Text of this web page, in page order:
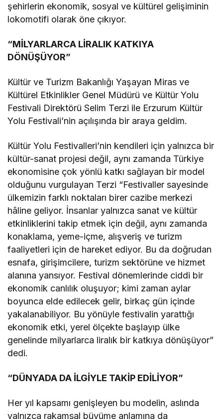
şehirlerin ekonomik, sosyal ve kültürel gelişiminin
lokomotifi olarak öne çıkıyor.
“MİLYARLARCA LİRALIK KATKIYA
DÖNÜŞÜYOR”
Kültür ve Turizm Bakanlığı Yaşayan Miras ve
Kültürel Etkinlikler Genel Müdürü ve Kültür Yolu
Festivali Direktörü Selim Terzi ile Erzurum Kültür
Yolu Festivali’nin açılışında bir araya geldim.
Kültür Yolu Festivalleri’nin kendileri için yalnızca bir
kültür-sanat projesi değil, aynı zamanda Türkiye
ekonomisine çok yönlü katkı sağlayan bir model
olduğunu vurgulayan Terzi “Festivaller sayesinde
ülkemizin farklı noktaları birer cazibe merkezi
hâline geliyor. İnsanlar yalnızca sanat ve kültür
etkinliklerini takip etmek için değil, aynı zamanda
konaklama, yeme-içme, alışveriş ve turizm
faaliyetleri için de hareket ediyor. Bu da doğrudan
esnafa, girişimcilere, turizm sektörüne ve hizmet
alanına yansıyor. Festival dönemlerinde ciddi bir
ekonomik canlılık oluşuyor; kimi zaman aylar
boyunca elde edilecek gelir, birkaç gün içinde
yakalanabiliyor. Bu yönüyle festivalin yarattığı
ekonomik etki, yerel ölçekte başlayıp ülke
genelinde milyarlarca liralık bir katkıya dönüşüyor”
dedi.
“DÜNYADA DA İLGİYLE TAKİP EDİLİYOR”
Her yıl kapsamı genişleyen bu modelin, aslında
yalnızca rakamsal büyüme anlamına da